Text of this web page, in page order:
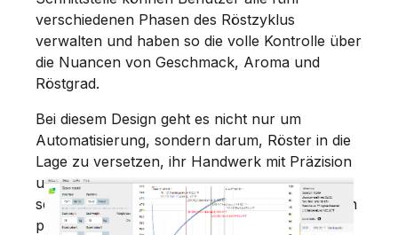
verschiedenen Phasen des Röstzyklus
verwalten und haben so die volle Kontrolle über
die Nuancen von Geschmack, Aroma und
Röstgrad.
Bei diesem Design geht es nicht nur um
Automatisierung, sondern darum, Röster in die
Lage zu versetzen, ihr Handwerk mit Präzision
und Wiederholbarkeit zu verfeinern, sodass
selbst kleine Geschäfte konsistent Ergebnisse in
professioneller Qualität erzielen können.